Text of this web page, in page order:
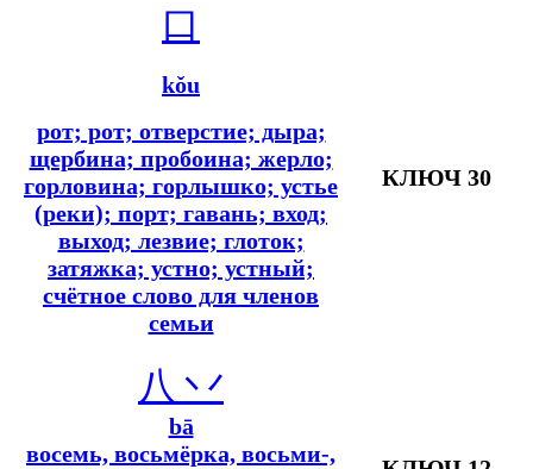
口
kǒu
рот; рот; отверстие; дыра;
щербина; пробоина; жерло;
горловина; горлышко; устье
(реки); порт; гавань; вход;
выход; лезвие; глоток;
затяжка; устно; устный;
счётное слово для членов
семьи
КЛЮЧ 30
八 丷
bā
восемь, восьмёрка, восьми-,